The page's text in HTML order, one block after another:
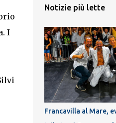
I
Notizie più lette
Francavilla al Mare,